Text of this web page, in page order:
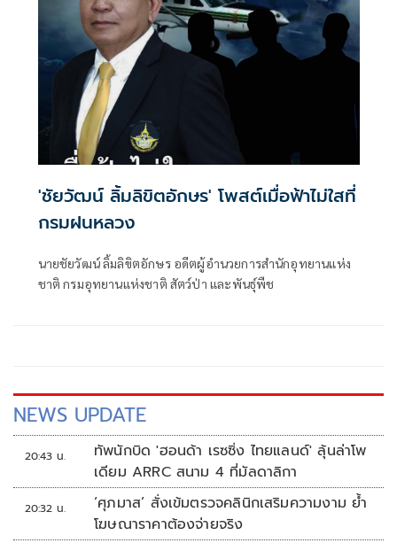
'ชัยวัฒน์ ลิ้มลิขิตอักษร' โพสต์เมื่อฟ้าไม่ใสที่
กรมฝนหลวง
นายชัยวัฒน์ ลิ้มลิขิตอักษร อดีตผู้อำนวยการสำนักอุทยานแห่ง
ชาติ กรมอุทยานแห่งชาติ สัตว์ป่า และพันธุ์พืช
NEWS UPDATE
20:43 น.
ทัพนักบิด 'ฮอนด้า เรซซิ่ง ไทยแลนด์' ลุ้นล่าโพ
เดียม ARRC สนาม 4 ที่มัลดาลิกา
20:32 น.
‘ศุภมาส’ สั่งเข้มตรวจคลินิกเสริมความงาม ย้ำ
โฆษณาราคาต้องจ่ายจริง